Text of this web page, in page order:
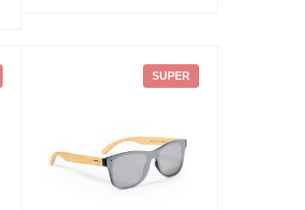
SUPER